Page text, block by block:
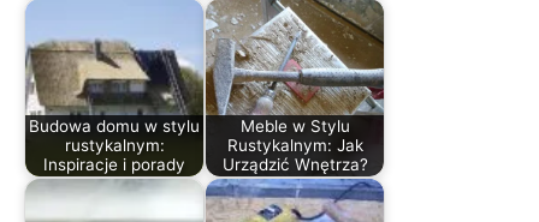
Budowa domu w stylu
rustykalnym:
Inspiracje i porady
Meble w Stylu
Rustykalnym: Jak
Urządzić Wnętrza?